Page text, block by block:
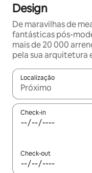
Design
De maravilhas de
fantásticas pós-
mais de 20 000
pela sua arquitetura
Localização
Quando os
Check-in
Check-out